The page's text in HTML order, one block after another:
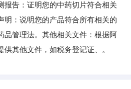
报告：证明您的中药切片符合相关
明：说明您的产品符合所有相关的
品管理法。其他相关文件：根据阿
其他文件，如税务登记证、。